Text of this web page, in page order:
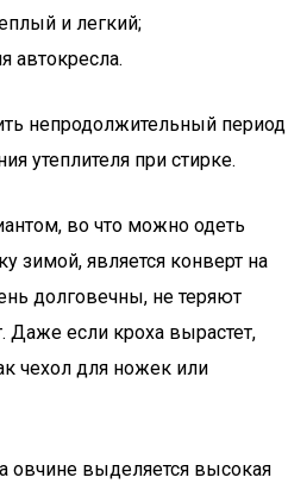
и легкий;
автокресла.
непродолжительный период
утеплителя при стирке.
во что можно одеть
зимой, является конверт на
долговечны, не теряют
Даже если кроха вырастет,
чехол для ножек или
овчине выделяется высокая